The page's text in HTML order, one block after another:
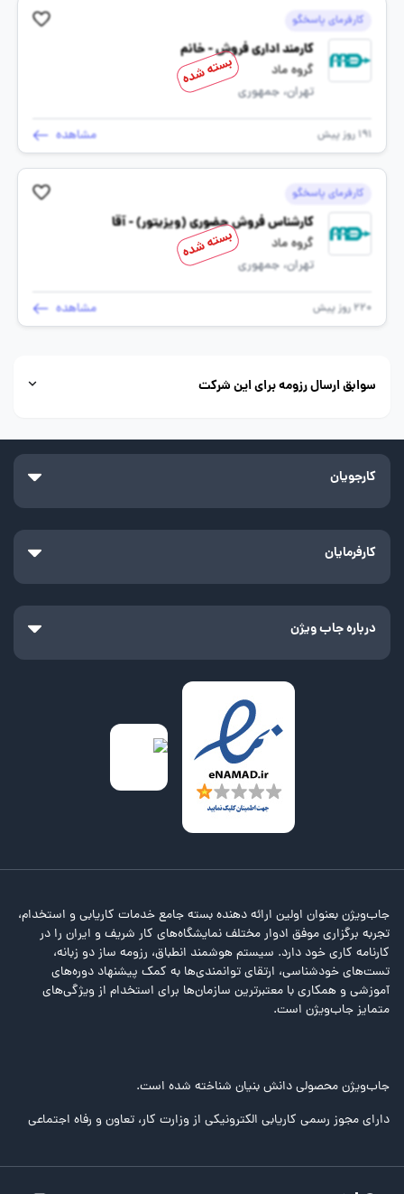
کارفرمای پاسخگو
کارمند اداری فروش - خانم
گروه ماد
تهران، جمهوری
191 روز پیش مشاهده
بسته شده
کارفرمای پاسخگو
کارشناس فروش حضوری (ویزیتور) - آقا
گروه ماد
تهران، جمهوری
220 روز پیش مشاهده
بسته شده
سوابق ارسال رزومه برای این شرکت
کارجویان
کارفرمایان
درباره جاب ویژن
جاب‌ویژن بعنوان اولین ارائه دهنده بسته جامع خدمات کاریابی و استخدام،
تجربه برگزاری موفق ادوار مختلف نمایشگاه‌های کار شریف و ایران را در
کارنامه کاری خود دارد. سیستم هوشمند انطباق، رزومه ساز دو زبانه،
تست‌های خودشناسی، ارتقای توانمندی‌ها به کمک پیشنهاد دوره‌های
آموزشی و همکاری با معتبرترین سازمان‌ها برای استخدام از ویژگی‌های
متمایز جاب‌ویژن است.
جاب‌ویژن محصولی دانش بنیان شناخته شده است.
دارای مجوز رسمی کاریابی الکترونیکی از وزارت کار، تعاون و رفاه اجتماعی